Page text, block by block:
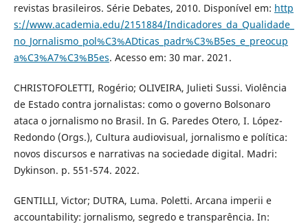
revistas brasileiros. Série Debates, 2010. Disponível em: http
s://www.academia.edu/2151884/Indicadores_da_Qualidade_
no_Jornalismo_pol%C3%ADticas_padr%C3%B5es_e_preocup
a%C3%A7%C3%B5es. Acesso em: 30 mar. 2021.
CHRISTOFOLETTI, Rogério; OLIVEIRA, Julieti Sussi. Violência
de Estado contra jornalistas: como o governo Bolsonaro
ataca o jornalismo no Brasil. In G. Paredes Otero, I. López-
Redondo (Orgs.), Cultura audiovisual, jornalismo e política:
novos discursos e narrativas na sociedade digital. Madri:
Dykinson. p. 551-574. 2022.
GENTILLI, Victor; DUTRA, Luma. Poletti. Arcana imperii e
accountability: jornalismo, segredo e transparência. In: